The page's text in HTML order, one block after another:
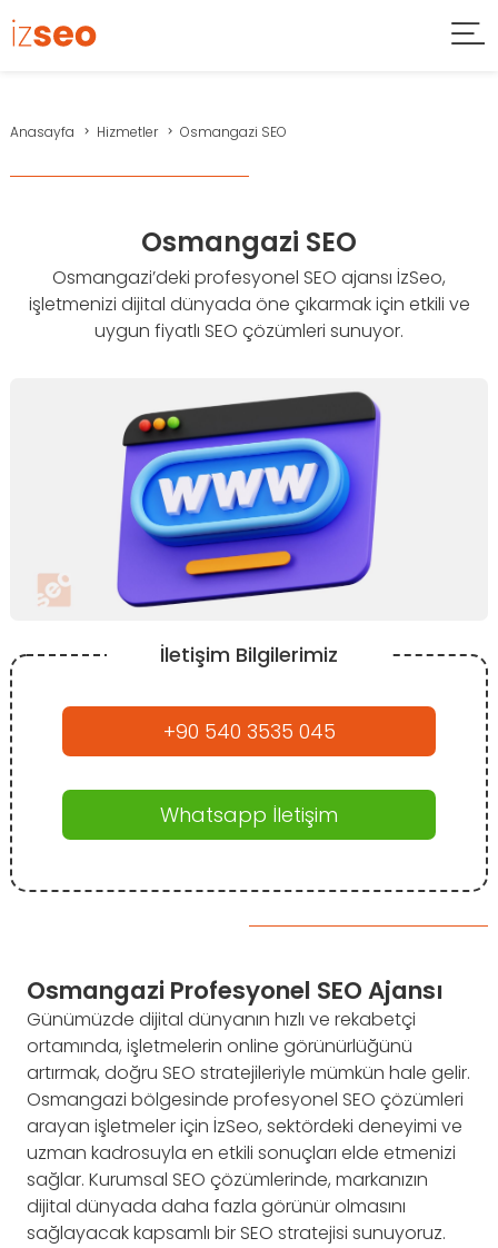
Anasayfa Hizmetler Osmangazi SEO
Osmangazi SEO
Osmangazi’deki profesyonel SEO ajansı İzSeo,
işletmenizi dijital dünyada öne çıkarmak için etkili ve
uygun fiyatlı SEO çözümleri sunuyor.
İletişim Bilgilerimiz
+90 540 3535 045
Whatsapp İletişim
Osmangazi Profesyonel SEO Ajansı
Günümüzde dijital dünyanın hızlı ve rekabetçi
ortamında, işletmelerin online görünürlüğünü
artırmak, doğru SEO stratejileriyle mümkün hale gelir.
Osmangazi bölgesinde profesyonel SEO çözümleri
arayan işletmeler için İzSeo, sektördeki deneyimi ve
uzman kadrosuyla en etkili sonuçları elde etmenizi
sağlar. Kurumsal SEO çözümlerinde, markanızın
dijital dünyada daha fazla görünür olmasını
sağlayacak kapsamlı bir SEO stratejisi sunuyoruz.